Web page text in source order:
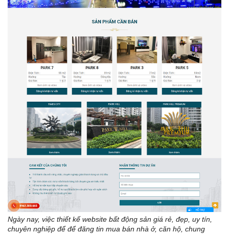
Ngày nay, việc thiết kế website bất động sản giá rẻ, đẹp, uy tín,
chuyên nghiệp để để đăng tin mua bán nhà ở, căn hộ, chung